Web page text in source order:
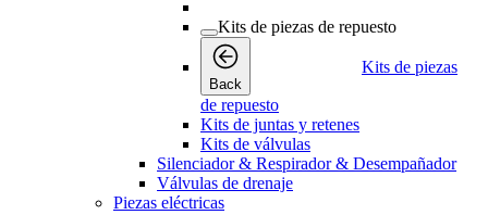
Kits de piezas de repuesto
Back
Kits de piezas
de repuesto
Kits de juntas y retenes
Kits de válvulas
Silenciador & Respirador & Desempañador
Válvulas de drenaje
Piezas eléctricas